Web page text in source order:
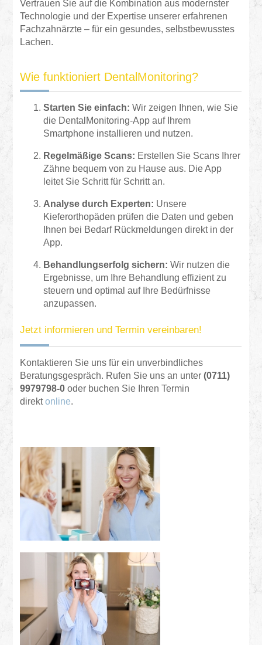
Vertrauen Sie auf die Kombination aus modernster
Technologie und der Expertise unserer erfahrenen
Fachzahnärzte – für ein gesundes, selbstbewusstes
Lachen.
Wie funktioniert DentalMonitoring?
Starten Sie einfach: Wir zeigen Ihnen, wie Sie
die DentalMonitoring-App auf Ihrem
Smartphone installieren und nutzen.
Regelmäßige Scans: Erstellen Sie Scans Ihrer
Zähne bequem von zu Hause aus. Die App
leitet Sie Schritt für Schritt an.
Analyse durch Experten: Unsere
Kieferorthopäden prüfen die Daten und geben
Ihnen bei Bedarf Rückmeldungen direkt in der
App.
Behandlungserfolg sichern: Wir nutzen die
Ergebnisse, um Ihre Behandlung effizient zu
steuern und optimal auf Ihre Bedürfnisse
anzupassen.
Jetzt informieren und Termin vereinbaren!
Kontaktieren Sie uns für ein unverbindliches
Beratungsgespräch. Rufen Sie uns an unter(0711)
9979798-0 oder buchen Sie Ihren Termin
direktonline.